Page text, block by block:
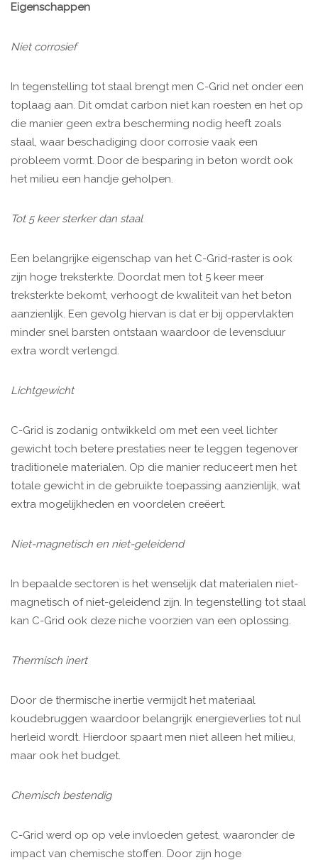
Eigenschappen
Niet corrosief
In tegenstelling tot staal brengt men C-Grid net onder een
toplaag aan. Dit omdat carbon niet kan roesten en het op
die manier geen extra bescherming nodig heeft zoals
staal, waar beschadiging door corrosie vaak een
probleem vormt. Door de besparing in beton wordt ook
het milieu een handje geholpen.
Tot 5 keer sterker dan staal
Een belangrijke eigenschap van het C-Grid-raster is ook
zijn hoge treksterkte. Doordat men tot 5 keer meer
treksterkte bekomt, verhoogt de kwaliteit van het beton
aanzienlijk. Een gevolg hiervan is dat er bij oppervlakten
minder snel barsten ontstaan waardoor de levensduur
extra wordt verlengd.
Lichtgewicht
C-Grid is zodanig ontwikkeld om met een veel lichter
gewicht toch betere prestaties neer te leggen tegenover
traditionele materialen. Op die manier reduceert men het
totale gewicht in de gebruikte toepassing aanzienlijk, wat
extra mogelijkheden en voordelen creëert.
Niet-magnetisch en niet-geleidend
In bepaalde sectoren is het wenselijk dat materialen niet-
magnetisch of niet-geleidend zijn. In tegenstelling tot staal
kan C-Grid ook deze niche voorzien van een oplossing.
Thermisch inert
Door de thermische inertie vermijdt het materiaal
koudebruggen waardoor belangrijk energieverlies tot nul
herleid wordt. Hierdoor spaart men niet alleen het milieu,
maar ook het budget.
Chemisch bestendig
C-Grid werd op op vele invloeden getest, waaronder de
impact van chemische stoffen. Door zijn hoge